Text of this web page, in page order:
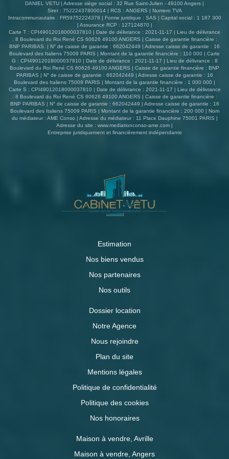
DANIEL VETU | Adresse siège social : 32 Rue Saint-Julien - 49100 Angers |
Siret : 75222437800014 | RCS : ANGERS | Numero TVA
Intracommunautaire : FR59752224378 | Forme juridique : SAS | Capital social : 1 187 300
| Assurance RCP : 127124870 |
Carte T : CPI49012018000037810 | Date de délivrance : 2021-11-17 | Lieu de délivrance
: 8 Boulevard du Roi René CS 60626 49100 ANGERS | Caisse de garantie financière :
BNP PARIBAS. | N° de caisse de garantie : 662042449 | Adresse caisse de garantie : 16
Boulevard des Italiens 75009 PARIS | Montant de la garantie financière : 110 000 | Carte
G : CPI49012018000037810 | Date de délivrance : 2021-11-17 | Lieu de délivrance : 8
Boulevard du Roi René CS 60626 49100 ANGERS | Caisse de garantie financière : BNP
PARIBAS | N° de caisse de garantie : 662042449 | Adresse caisse de garantie : 16
Boulevard des Italiens 75009 PARIS | Montant de la garantie financière : 1 000 000 |
Carte S : CPI49012018000037810 | Date de délivrance : 2021-11-17 | Lieu de délivrance
: 8 Boulevard du Roi René CS 60626 49100 ANGERS | Caisse de garantie financière :
BNP PARIBAS | N° de caisse de garantie : 662042449 | Adresse caisse de garantie : 16
Boulevard des Italiens 75009 PARIS | Montant de la garantie financière : 200 000 | Nom
du médiateur : AME Conso | Adresse du médiateur : 11 Place Dauphine 75001 PARIS |
Adresse du site : www.mediationconso-ame.com
Entreprise juridiquement et financièrement indépendante
Estimation
Nos biens vendus
Nos partenaires
Nos outils
Dossier location
Notre Agence
Nous rejoindre
Plan du site
Mentions légales
Politique de confidentialité
Politique des cookies
Nos honoraires
Maison à vendre, Avrille
Maison à vendre, Angers